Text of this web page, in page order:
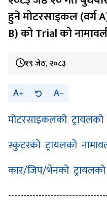
हुने मोटरसाइकल (वर्ग
B) को Trial को
१९ जेठ, २०८३
A A
मोटरसाइकलको
स्कुटरको ट्रायलको
कार/जिप/भेनको